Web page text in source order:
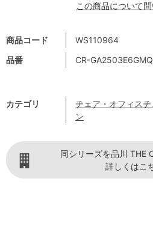
商品コード
WS110964
品番
CR-
カテゴリ チェア・オフィスチ
ン
この商品について
同シリーズを品川 THE
詳しくはこ